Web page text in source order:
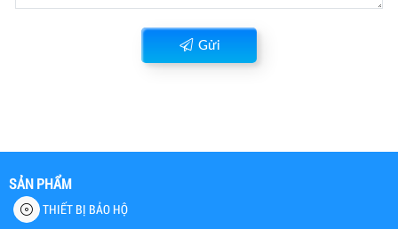
Gửi
SẢN PHẨM
THIẾT BỊ BẢO HỘ